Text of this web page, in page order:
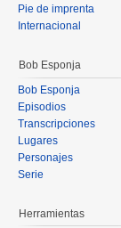
Pie de imprenta
Internacional
Bob Esponja
Bob Esponja
Episodios
Transcripciones
Lugares
Personajes
Serie
Herramientas